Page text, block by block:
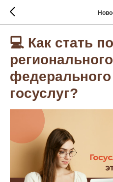
💻 Как стать
госуслуг?